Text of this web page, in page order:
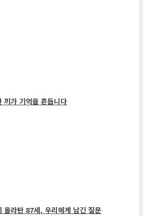
가 기억을 흔듭니다
라탄 87세, 우리에게 남긴 질문